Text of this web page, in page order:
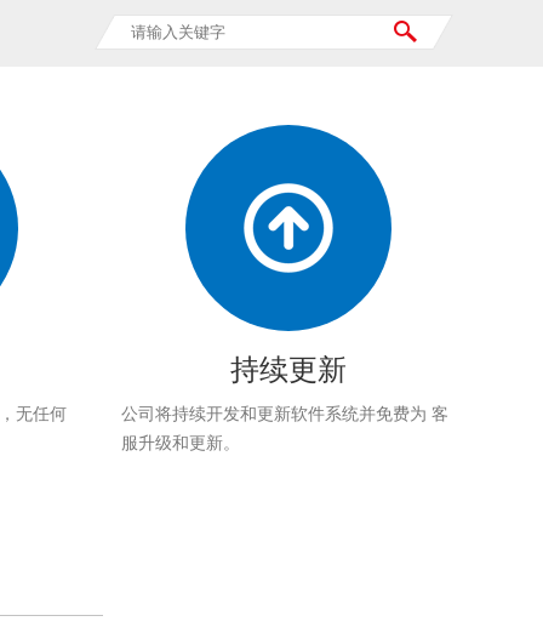
无任何
持续更新
公司将持续开发和更新软件系统并免费为 客
服升级和更新。